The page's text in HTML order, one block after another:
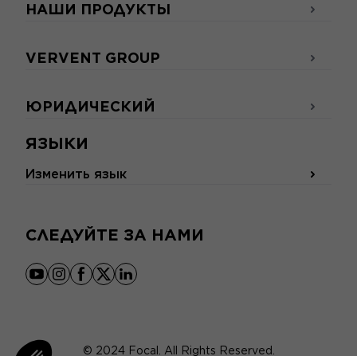
ЯЗЫКИ
Изменить язык
СЛЕДУЙТЕ ЗА НАМИ
youtube
instagram
facebook
x linkedin
НАШИ ПРОДУКТЫ
VERVENT GROUP
ЮРИДИЧЕСКИЙ
© 2024 Focal. All Rights Reserved.